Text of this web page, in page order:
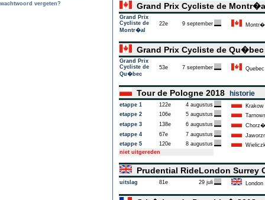
wachtwoord vergeten? Grand Prix Cycliste de
Grand Prix
Cycliste de
Montr�al
22e 9 september
Grand Prix Cycliste de
Grand Prix
Cycliste de
Qu�bec
53e 7 september Quebec
Tour de Pologne 2018 historie
etappe 1 122e 4 augustus
Krakow
etappe 2
106e 5 augustus
etappe 3
138e 6 augustus
etappe 4
67e 7 augustus
etappe 5
120e 8 augustus
niet uitgereden
Prudential RideLondon Surrey
uitslag 81e 29 juli London